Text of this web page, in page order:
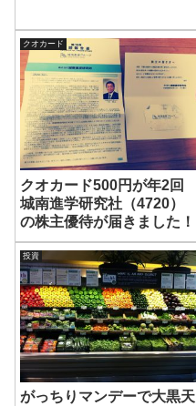
クオカード
クオカード500円が年2回
城南進学研究社（4720）
の株主優待が届きました！
投資
がっちりマンデーで大黒天